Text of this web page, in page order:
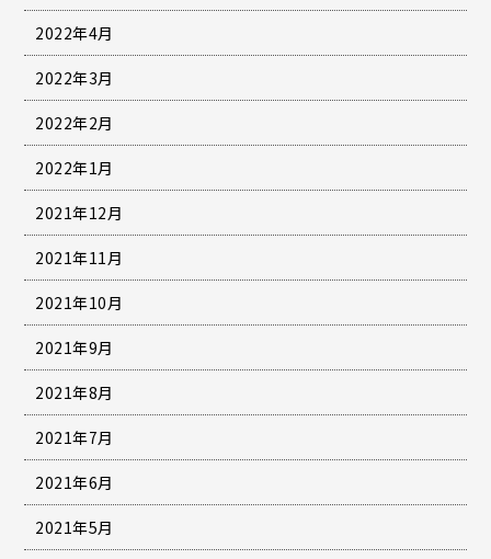
2022年4月
2022年3月
2022年2月
2022年1月
2021年12月
2021年11月
2021年10月
2021年9月
2021年8月
2021年7月
2021年6月
2021年5月